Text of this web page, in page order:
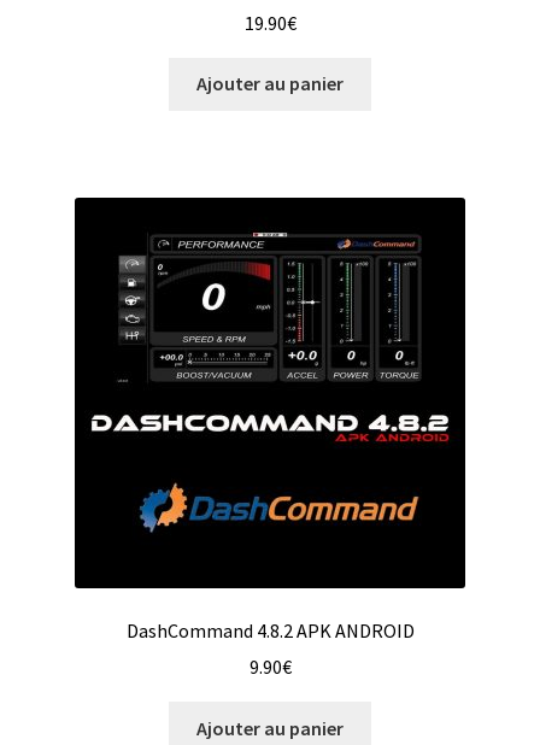
19.90€
Ajouter au panier
DashCommand 4.8.2 APK ANDROID
9.90€
Ajouter au panier